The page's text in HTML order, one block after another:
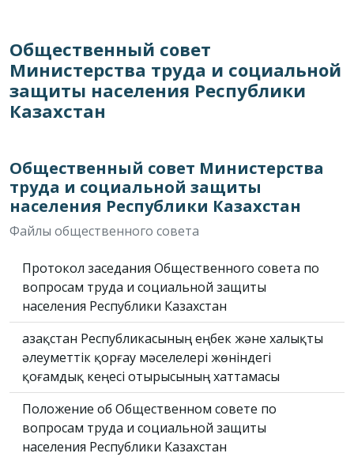
Общественный совет
Министерства труда и социальной
защиты населения Республики
Казахстан
Общественный совет Министерства
труда и социальной защиты
населения Республики Казахстан
Файлы общественного совета
Протокол заседания Общественного совета по
вопросам труда и социальной защиты
населения Республики Казахстан
Қазақстан Республикасының еңбек және халықты
әлеуметтік қорғау мәселелері жөніндегі
қоғамдық кеңесі отырысының хаттамасы
Положение об Общественном совете по
вопросам труда и социальной защиты
населения Республики Казахстан